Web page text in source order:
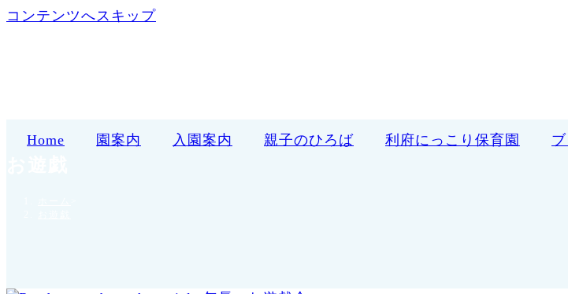
コンテンツへスキップ
Home 園案内 入園案内 親子のひろば 利府にっこり保育園